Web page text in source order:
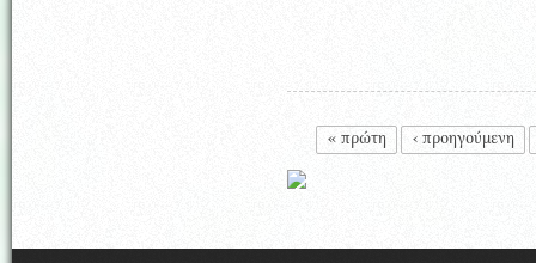
Σελίδες
« πρώτη ‹ προηγούμενη